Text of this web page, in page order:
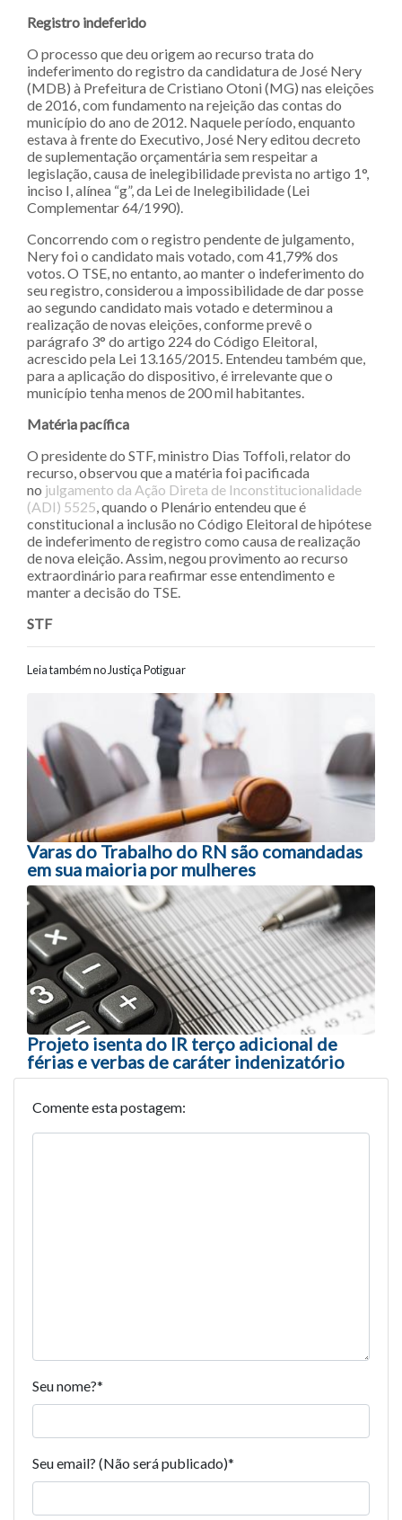
Registro indeferido
O processo que deu origem ao recurso trata do
indeferimento do registro da candidatura de José Nery
(MDB) à Prefeitura de Cristiano Otoni (MG) nas eleições
de 2016, com fundamento na rejeição das contas do
município do ano de 2012. Naquele período, enquanto
estava à frente do Executivo, José Nery editou decreto
de suplementação orçamentária sem respeitar a
legislação, causa de inelegibilidade prevista no artigo 1°,
inciso I, alínea “g”, da Lei de Inelegibilidade (Lei
Complementar 64/1990).
Concorrendo com o registro pendente de julgamento,
Nery foi o candidato mais votado, com 41,79% dos
votos. O TSE, no entanto, ao manter o indeferimento do
seu registro, considerou a impossibilidade de dar posse
ao segundo candidato mais votado e determinou a
realização de novas eleições, conforme prevê o
parágrafo 3° do artigo 224 do Código Eleitoral,
acrescido pela Lei 13.165/2015. Entendeu também que,
para a aplicação do dispositivo, é irrelevante que o
município tenha menos de 200 mil habitantes.
Matéria pacífica
O presidente do STF, ministro Dias Toffoli, relator do
recurso, observou que a matéria foi pacificada
no julgamento da Ação Direta de Inconstitucionalidade
(ADI) 5525, quando o Plenário entendeu que é
constitucional a inclusão no Código Eleitoral de hipótese
de indeferimento de registro como causa de realização
de nova eleição. Assim, negou provimento ao recurso
extraordinário para reafirmar esse entendimento e
manter a decisão do TSE.
STF
Leia também no Justiça Potiguar
Navegação entre posts
Varas do Trabalho do RN são comandadas
em sua maioria por mulheres
Projeto isenta do IR terço adicional de
férias e verbas de caráter indenizatório
Comente esta postagem:
Seu nome?*
Seu email? (Não será publicado)*